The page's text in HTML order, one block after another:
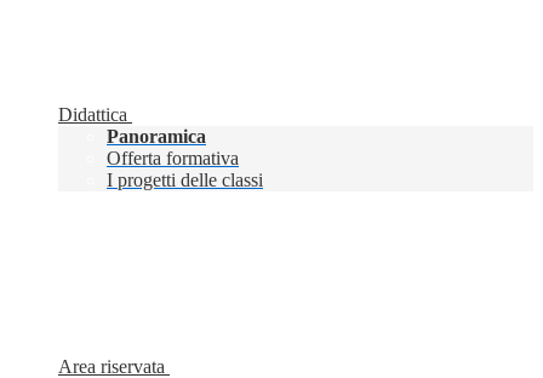
Didattica
Panoramica
Offerta formativa
I progetti delle classi
Area riservata